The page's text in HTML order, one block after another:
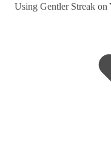
Using Gentler Streak on